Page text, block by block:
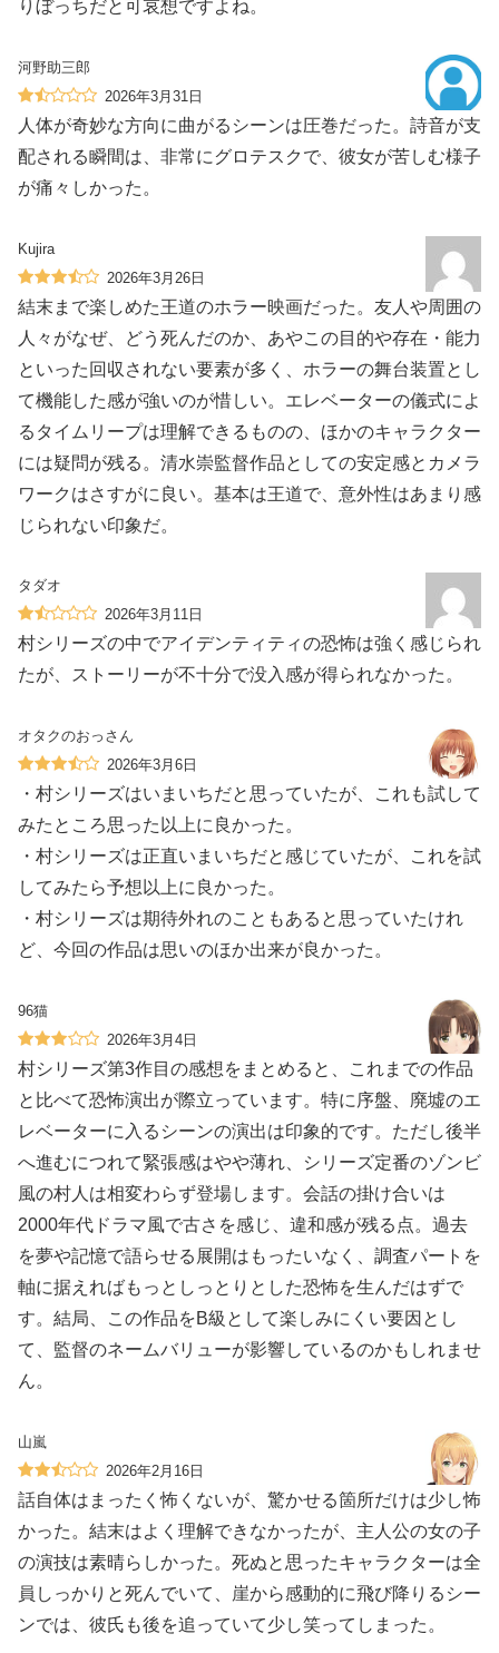
りぼっちだと可哀想ですよね。
河野助三郎
2026年3月31日
人体が奇妙な方向に曲がるシーンは圧巻だった。詩音が支
配される瞬間は、非常にグロテスクで、彼女が苦しむ様子
が痛々しかった。
Kujira
2026年3月26日
結末まで楽しめた王道のホラー映画だった。友人や周囲の
人々がなぜ、どう死んだのか、あやこの目的や存在・能力
といった回収されない要素が多く、ホラーの舞台装置とし
て機能した感が強いのが惜しい。エレベーターの儀式によ
るタイムリープは理解できるものの、ほかのキャラクター
には疑問が残る。清水崇監督作品としての安定感とカメラ
ワークはさすがに良い。基本は王道で、意外性はあまり感
じられない印象だ。
タダオ
2026年3月11日
村シリーズの中でアイデンティティの恐怖は強く感じられ
たが、ストーリーが不十分で没入感が得られなかった。
オタクのおっさん
2026年3月6日
・村シリーズはいまいちだと思っていたが、これも試して
みたところ思った以上に良かった。
・村シリーズは正直いまいちだと感じていたが、これを試
してみたら予想以上に良かった。
・村シリーズは期待外れのこともあると思っていたけれ
ど、今回の作品は思いのほか出来が良かった。
96猫
2026年3月4日
村シリーズ第3作目の感想をまとめると、これまでの作品
と比べて恐怖演出が際立っています。特に序盤、廃墟のエ
レベーターに入るシーンの演出は印象的です。ただし後半
へ進むにつれて緊張感はやや薄れ、シリーズ定番のゾンビ
風の村人は相変わらず登場します。会話の掛け合いは
2000年代ドラマ風で古さを感じ、違和感が残る点。過去
を夢や記憶で語らせる展開はもったいなく、調査パートを
軸に据えればもっとしっとりとした恐怖を生んだはずで
す。結局、この作品をB級として楽しみにくい要因とし
て、監督のネームバリューが影響しているのかもしれませ
ん。
山嵐
2026年2月16日
話自体はまったく怖くないが、驚かせる箇所だけは少し怖
かった。結末はよく理解できなかったが、主人公の女の子
の演技は素晴らしかった。死ぬと思ったキャラクターは全
員しっかりと死んでいて、崖から感動的に飛び降りるシー
ンでは、彼氏も後を追っていて少し笑ってしまった。